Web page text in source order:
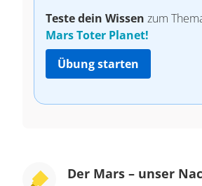
Teste dein Wissen zum
Mars Toter Planet!
Übung starten
Der Mars – unser